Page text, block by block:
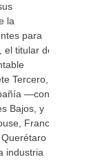
la
para
titular de
Tercero,
—con
Bajos, y
Francia
y
industria